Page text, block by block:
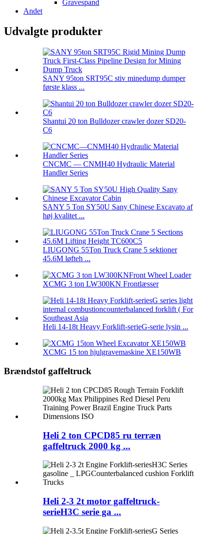
Gravespand
Andet
Udvalgte produkter
SANY 95ton SRT95C stiv minedump dumper
første klass ...
Shantui 20 ton Bulldozer crawler dozer SD20-
C6
CNCMC — CNMH40 Hydraulic Material
Handler Series
SANY 5 Ton SY50U Sany Chinese Excavato af
høj kvalitet ...
LIUGONG 55Ton Truck Crane 5 sektioner
45.6M løfteh ...
XCMG 3 ton LW300KN Frontlæsser
Heli 14-18t Heavy Forklift-serieG-serie lysin ...
XCMG 15 ton hjulgravemaskine XE150WB
Brændstof gaffeltruck
Heli 2 ton CPCD85 ru terræn
gaffeltruck 2000 kg ...
Heli 2-3 2t motor gaffeltruck-
serieH3C serie ga ...